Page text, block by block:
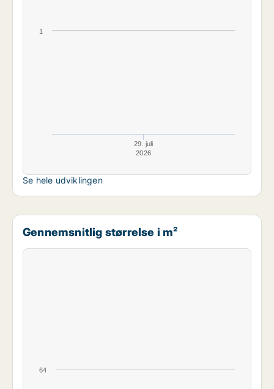
29. juli
2026
1
Se hele udviklingen
Gennemsnitlig størrelse i m²
64